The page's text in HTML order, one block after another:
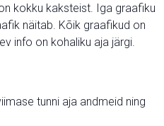
kokku kaksteist. Iga graafiku
näitab. Kõik graafikud on
info on kohaliku aja järgi.
tunni aja andmeid ning